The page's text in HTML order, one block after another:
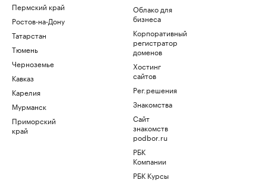
Пермский край
Ростов-на-Дону
Татарстан
Тюмень
Черноземье
Кавказ
Карелия
Мурманск
Приморский
край
Облако для
бизнеса
Корпоративный
регистратор
доменов
Хостинг
сайтов
Рег.решения
Знакомства
Сайт
знакомств
podbor.ru
РБК
Компании
РБК Курсы